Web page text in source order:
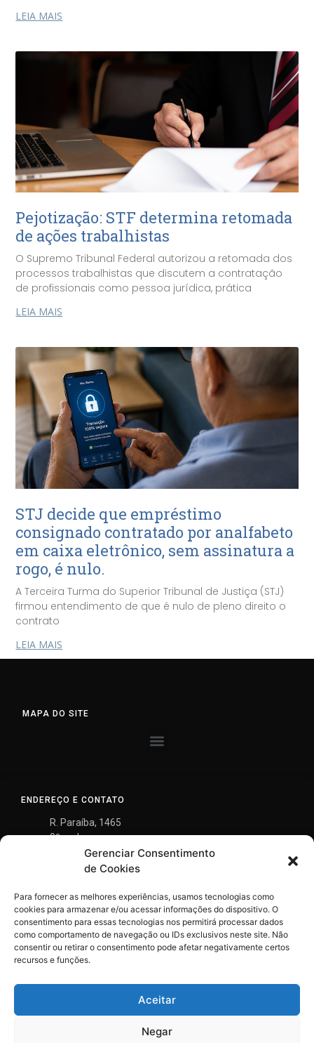
Gerenciar Consentimento
de Cookies
Para fornecer as melhores experiências, usamos tecnologias como
cookies para armazenar e/ou acessar informações do dispositivo. O
consentimento para essas tecnologias nos permitirá processar dados
como comportamento de navegação ou IDs exclusivos neste site. Não
consentir ou retirar o consentimento pode afetar negativamente certos
recursos e funções.
Aceitar
Negar
LEIA MAIS
Pejotização: STF determina retomada
de ações trabalhistas
O Supremo Tribunal Federal autorizou a retomada dos
processos trabalhistas que discutem a contratação
de profissionais como pessoa jurídica, prática
LEIA MAIS
STJ decide que empréstimo
consignado contratado por analfabeto
em caixa eletrônico, sem assinatura a
rogo, é nulo.
A Terceira Turma do Superior Tribunal de Justiça (STJ)
firmou entendimento de que é nulo de pleno direito o
contrato
LEIA MAIS
ENDEREÇO E CONTATO
R. Paraíba, 1465
9º andar
Savassi, Belo Horizonte
MG - 30.130-148
gontijo@gontijomendes.com.br
MAPA DO SITE